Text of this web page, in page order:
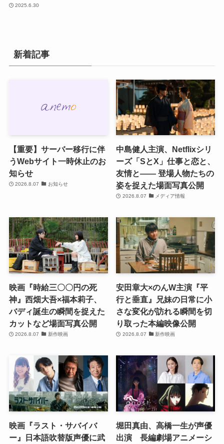
2025.6.30
新着記事
【重要】サーバー移行に伴
うWebサイト一時休止のお
知らせ
2026.8.07 お知らせ
中島健人主演、Netflixシリ
ーズ「SとX」仕事と恋と、
友情と―― 登場人物たちの
姿を捉えた場面写真公開
2026.8.07 メディア情報
映画『時給三〇〇円の死
神』西畑大吾×福本莉子、
バディ誕生の瞬間を捉えた
カットなど場面写真公開
2026.8.07 新作映画
安田章大×のんW主演『平
行と垂直』兄妹の日常に小
さな変化が訪れる瞬間を切
り取った本編映像公開
2026.8.07 新作映画
映画『ラスト・サバイバ
ー』日本語吹替版声優に武
堀田真由、高橋一生が声優
出演 長編劇場アニメーシ